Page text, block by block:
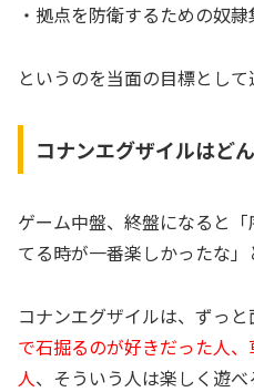
・拠点を防衛するための奴隷
というのを当面の目標として
コナンエグザイルはど
ゲーム中盤、終盤になると
てる時が一番楽しかったな」
コナンエグザイルは、ずっと
で石掘るのが好きだった人
人、そういう人は楽しく遊べ